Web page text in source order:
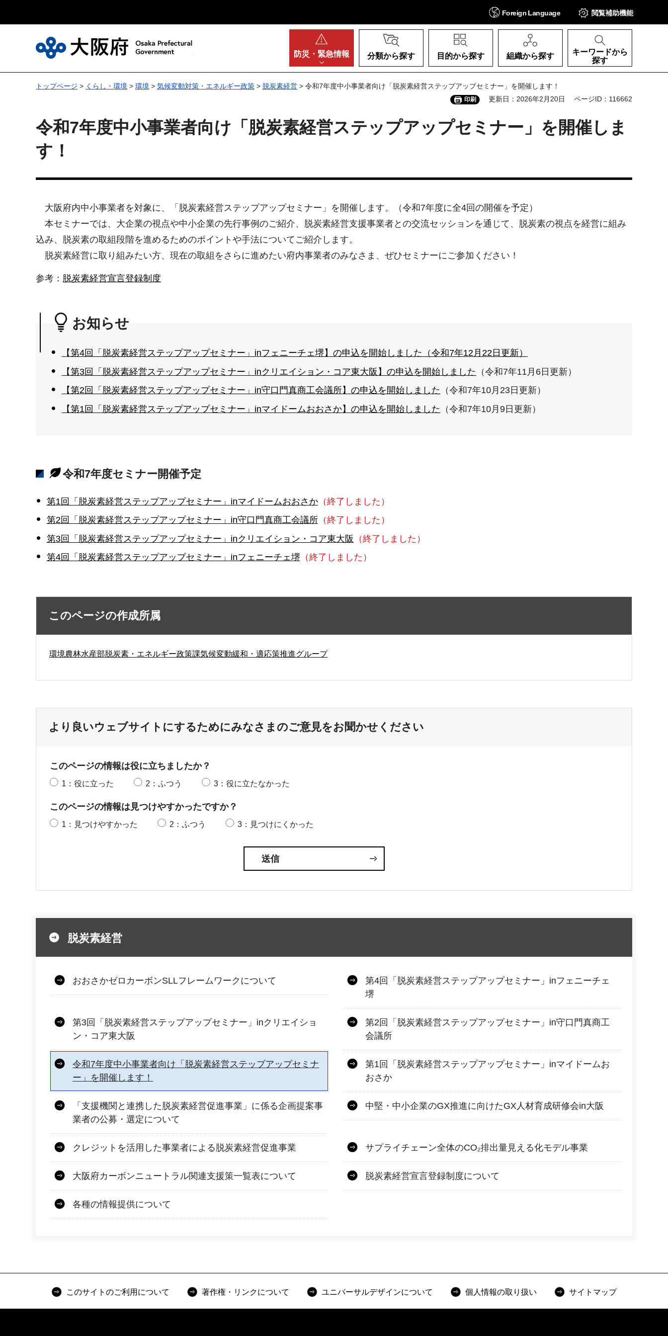
Foreign Language 閲覧補助機能
防災・ 緊急情報 分類から探す 目的から探す 組織から探す
キーワードから
探す
トップページ > くらし・環境 > 環境 > 気候変動対策・エネルギー政策 > 脱炭素経営 > 令和7年度中小事業者向け「脱炭素経営ステップアップセミナー」を開催します！
印刷 更新日：2026年2月20日 ページID：116662
令和7年度中小事業者向け「脱炭素経営ステップアップセミナー」を開催しま
す！
大阪府内中小事業者を対象に、「脱炭素経営ステップアップセミナー」を開催します。（令和7年度に全4回の開催を予定）
本セミナーでは、大企業の視点や中小企業の先行事例のご紹介、脱炭素経営支援事業者との交流セッションを通じて、脱炭素の視点を経営に組み
込み、脱炭素の取組段階を進めるためのポイントや手法についてご紹介します。
脱炭素経営に取り組みたい方、現在の取組をさらに進めたい府内事業者のみなさま、ぜひセミナーにご参加ください！
参考： 脱炭素経営宣言登録制度
お知らせ
【第4回「脱炭素経営ステップアップセミナー」inフェニーチェ堺】の申込を開始しました（令和7年12月22日更新）
【第3回「脱炭素経営ステップアップセミナー」inクリエイション・コア東大阪】の申込を開始しました （令和7年11月6日更新）
【第2回「脱炭素経営ステップアップセミナー」in守口門真商工会議所】の申込を開始しました （令和7年10月23日更新）
【第1回「脱炭素経営ステップアップセミナー」inマイドームおおさか】の申込を開始しました （令和7年10月9日更新）
令和7年度セミナー開催予定
第1回「脱炭素経営ステップアップセミナー」inマイドームおおさか（終了しました）
第2回「脱炭素経営ステップアップセミナー」in守口門真商工会議所（終了しました）
第3回「脱炭素経営ステップアップセミナー」inクリエイション・コア東大阪 （終了しました）
第4回「脱炭素経営ステップアップセミナー」inフェニーチェ堺 （終了しました）
このページの作成所属
環境農林水産部脱炭素・エネルギー政策課気候変動緩和・適応策推進グループ
より良いウェブサイトにするためにみなさまのご意見をお聞かせください
このページの情報は役に立ちましたか？
1：役に立った 2：ふつう 3：役に立たなかった
このページの情報は見つけやすかったですか？
1：見つけやすかった 2：ふつう 3：見つけにくかった
脱炭素経営
おおさかゼロカーボンSLLフレームワークについて
第4回「脱炭素経営ステップアップセミナー」inフェニーチェ
堺
第3回「脱炭素経営ステップアップセミナー」inクリエイショ
ン・コア東大阪
第2回「脱炭素経営ステップアップセミナー」in守口門真商工
会議所
令和7年度中小事業者向け「脱炭素経営ステップアップセミナ
ー」を開催します！
第1回「脱炭素経営ステップアップセミナー」inマイドームお
おさか
「支援機関と連携した脱炭素経営促進事業」に係る企画提案事
業者の公募・選定について
中堅・中小企業のGX推進に向けたGX人材育成研修会in大阪
クレジットを活用した事業者による脱炭素経営促進事業 サプライチェーン全体のCO₂排出量見える化モデル事業
大阪府カーボンニュートラル関連支援策一覧表について 脱炭素経営宣言登録制度について
各種の情報提供について
このサイトのご利用について 著作権・リンクについて ユニバーサルデザインについて 個人情報の取り扱い サイトマップ